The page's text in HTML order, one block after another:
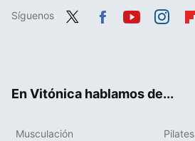
Síguenos
En Vitónica hablamos de...
Musculación Pilates